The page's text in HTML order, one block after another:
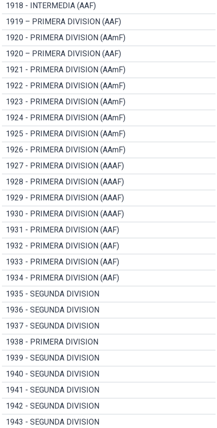
1918 - INTERMEDIA (AAF)
1919 – PRIMERA DIVISION (AAF)
1920 - PRIMERA DIVISION (AAmF)
1920 – PRIMERA DIVISION (AAF)
1921 - PRIMERA DIVISION (AAmF)
1922 - PRIMERA DIVISION (AAmF)
1923 - PRIMERA DIVISION (AAmF)
1924 - PRIMERA DIVISION (AAmF)
1925 - PRIMERA DIVISION (AAmF)
1926 - PRIMERA DIVISION (AAmF)
1927 - PRIMERA DIVISION (AAAF)
1928 - PRIMERA DIVISION (AAAF)
1929 - PRIMERA DIVISION (AAAF)
1930 - PRIMERA DIVISION (AAAF)
1931 - PRIMERA DIVISION (AAF)
1932 - PRIMERA DIVISION (AAF)
1933 - PRIMERA DIVISION (AAF)
1934 - PRIMERA DIVISION (AAF)
1935 - SEGUNDA DIVISION
1936 - SEGUNDA DIVISION
1937 - SEGUNDA DIVISION
1938 - PRIMERA DIVISION
1939 - SEGUNDA DIVISION
1940 - SEGUNDA DIVISION
1941 - SEGUNDA DIVISION
1942 - SEGUNDA DIVISION
1943 - SEGUNDA DIVISION